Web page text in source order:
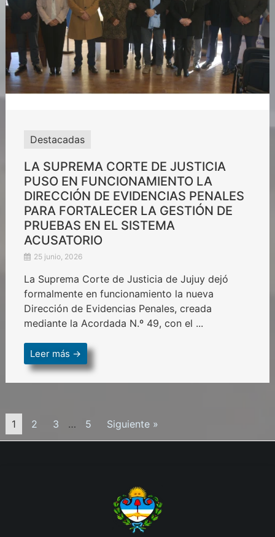
Destacadas
LA SUPREMA CORTE DE JUSTICIA
PUSO EN FUNCIONAMIENTO LA
DIRECCIÓN DE EVIDENCIAS PENALES
PARA FORTALECER LA GESTIÓN DE
PRUEBAS EN EL SISTEMA
ACUSATORIO
25 junio, 2026
La Suprema Corte de Justicia de Jujuy dejó
formalmente en funcionamiento la nueva
Dirección de Evidencias Penales, creada
mediante la Acordada N.º 49, con el ...
Leer más →
1 2 3 … 5 Siguiente »